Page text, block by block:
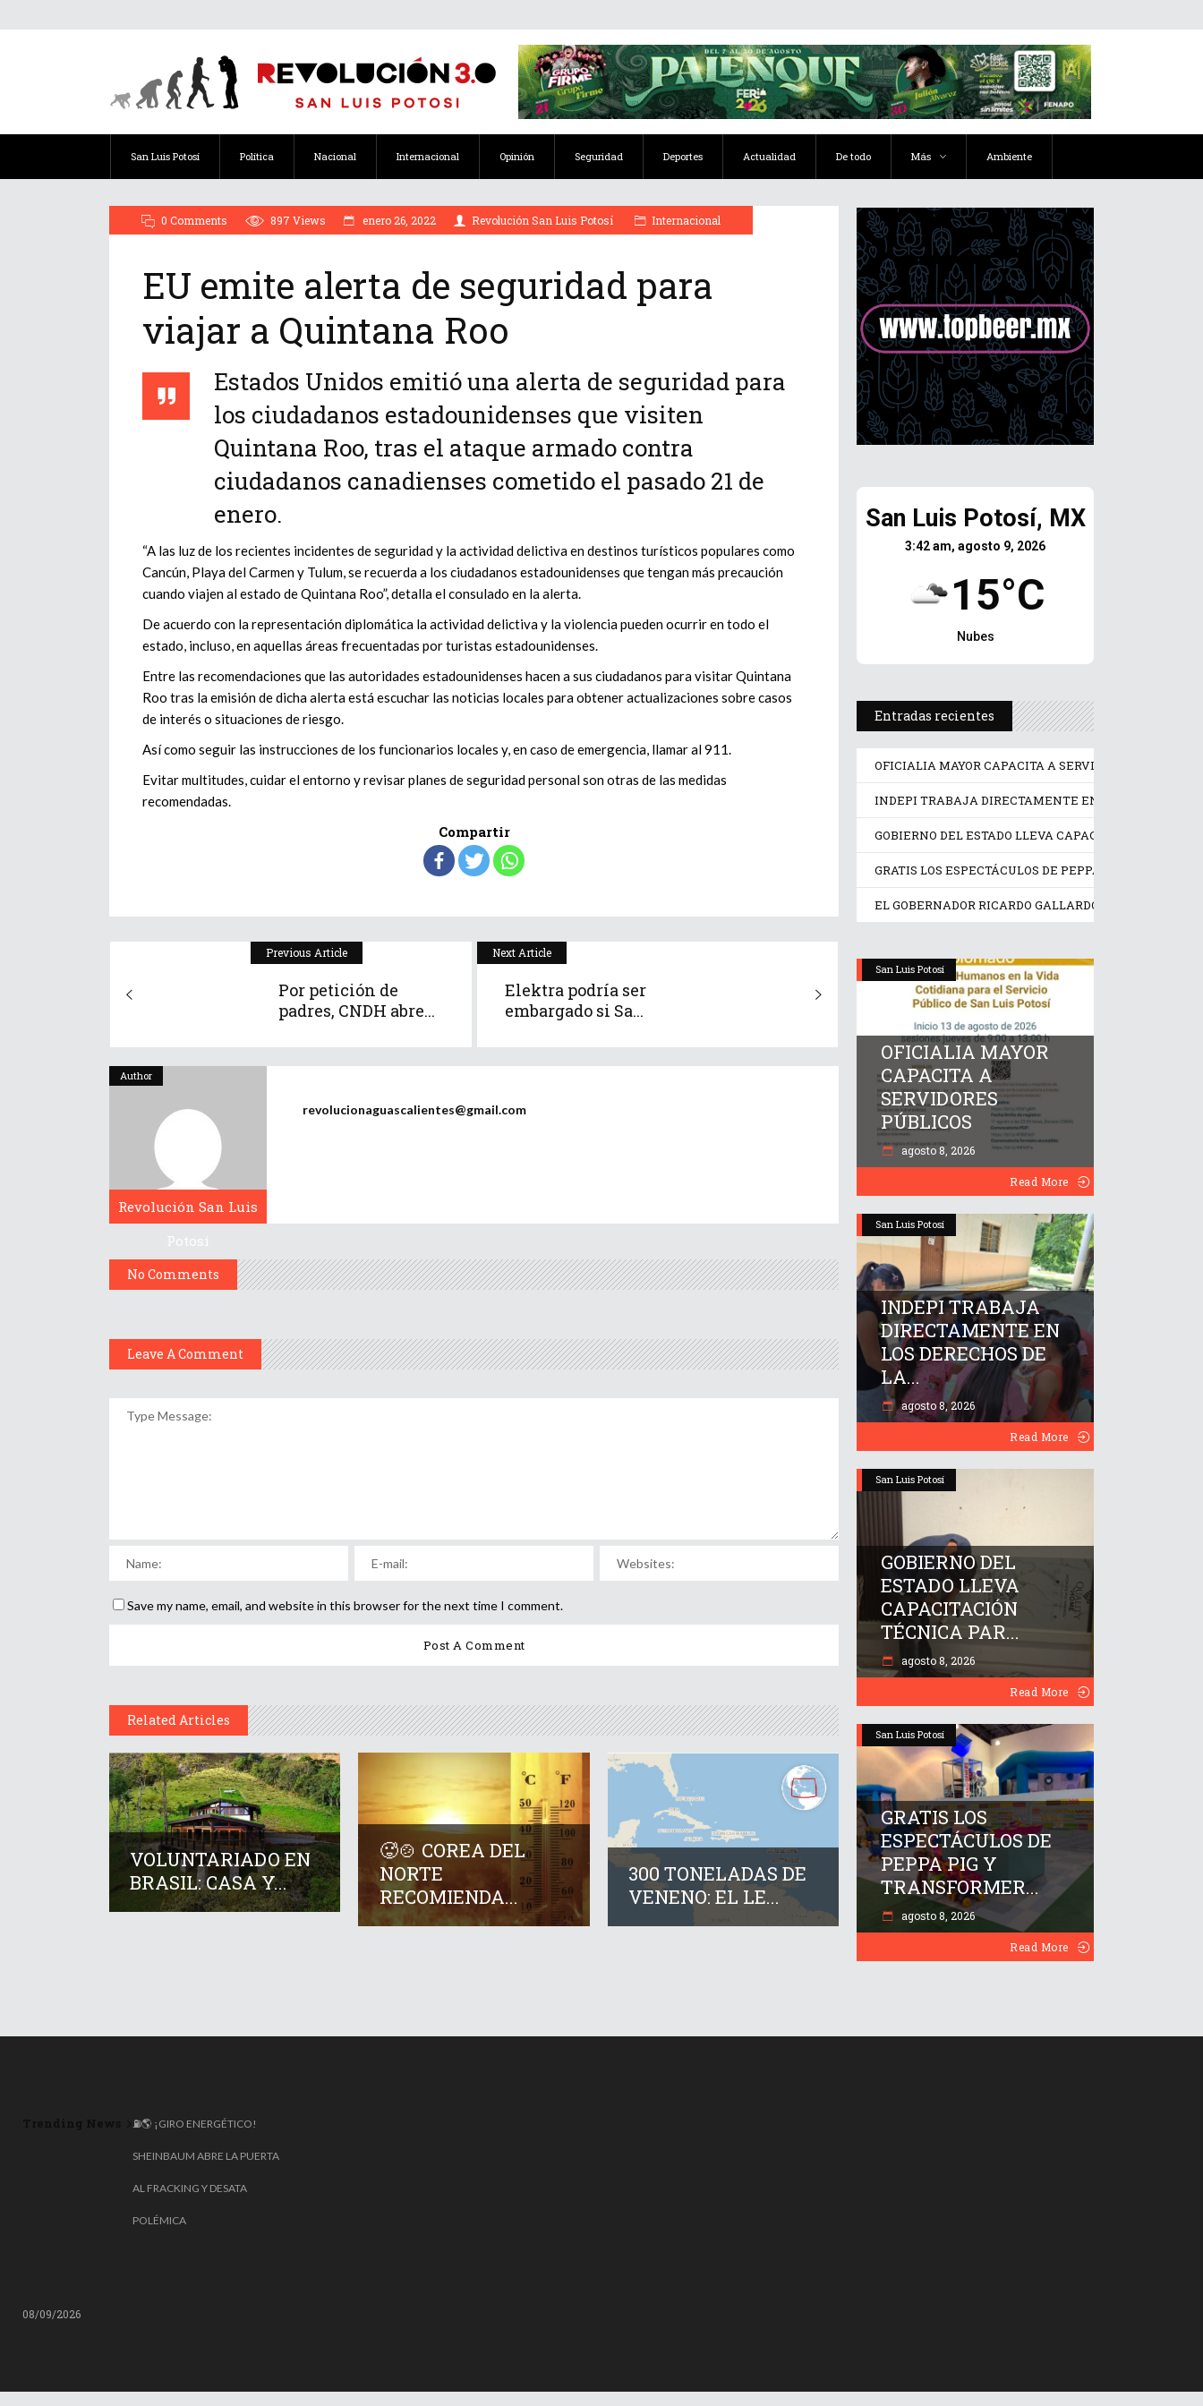
San Luis Potosí Política Nacional Internacional Opinión Seguridad Deportes Actualidad De todo Más Ambiente
0 Comments 897 Views enero 26, 2022 Revolución San Luis Potosí Internacional
EU emite alerta de seguridad para
viajar a Quintana Roo
Estados Unidos emitió una alerta de seguridad para
los ciudadanos estadounidenses que visiten
Quintana Roo, tras el ataque armado contra
ciudadanos canadienses cometido el pasado 21 de
enero.
“A las luz de los recientes incidentes de seguridad y la actividad delictiva en destinos turísticos populares como
Cancún, Playa del Carmen y Tulum, se recuerda a los ciudadanos estadounidenses que tengan más precaución
cuando viajen al estado de Quintana Roo”, detalla el consulado en la alerta.
De acuerdo con la representación diplomática la actividad delictiva y la violencia pueden ocurrir en todo el
estado, incluso, en aquellas áreas frecuentadas por turistas estadounidenses.
Entre las recomendaciones que las autoridades estadounidenses hacen a sus ciudadanos para visitar Quintana
Roo tras la emisión de dicha alerta está escuchar las noticias locales para obtener actualizaciones sobre casos
de interés o situaciones de riesgo.
Así como seguir las instrucciones de los funcionarios locales y, en caso de emergencia, llamar al 911.
Evitar multitudes, cuidar el entorno y revisar planes de seguridad personal son otras de las medidas
recomendadas.
Compartir
Previous Article
Por petición de
padres, CNDH abre...
Next Article
Elektra podría ser
embargado si Sa...
Author
Revolución San Luis
Potosí
revolucionaguascalientes@gmail.com
No Comments
Leave A Comment
Save my name, email, and website in this browser for the next time I comment.
Related Articles
VOLUNTARIADO EN
BRASIL: CASA Y...
🥵🍲 COREA DEL
NORTE
RECOMIENDA...
300 TONELADAS DE
VENENO: EL LE...
San Luis Potosí, MX
3:42 am, agosto 9, 2026
15°C
Nubes
Entradas recientes
OFICIALIA MAYOR CAPACITA A SERVIDORES PÚBLICOS
INDEPI TRABAJA DIRECTAMENTE EN LOS
GOBIERNO DEL ESTADO LLEVA CAPACITACIÓN
GRATIS LOS ESPECTÁCULOS DE PEPPA PIG Y
EL GOBERNADOR RICARDO GALLARDO INAUGURA
San Luis Potosí
OFICIALIA MAYOR
CAPACITA A
SERVIDORES
PÚBLICOS
agosto 8, 2026
Read More
San Luis Potosí
INDEPI TRABAJA
DIRECTAMENTE EN
LOS DERECHOS DE
LA...
agosto 8, 2026
Read More
San Luis Potosí
GOBIERNO DEL
ESTADO LLEVA
CAPACITACIÓN
TÉCNICA PAR...
agosto 8, 2026
Read More
San Luis Potosí
GRATIS LOS
ESPECTÁCULOS DE
PEPPA PIG Y
TRANSFORMER...
agosto 8, 2026
Read More
⛽🌎 ¡GIRO ENERGÉTICO!
SHEINBAUM ABRE LA PUERTA
AL FRACKING Y DESATA
POLÉMICA
08/09/2026